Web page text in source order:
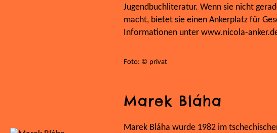
Jugendbuchliteratur. Wenn sie nicht
macht, bietet sie einen Ankerplatz für
Informationen unter www.nicola-
Foto: © privat
Marek Bláha
Marek Bláha wurde 1982 im